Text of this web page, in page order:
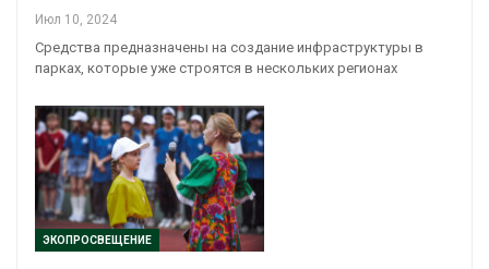
Июл 10, 2024
Средства предназначены на создание инфраструктуры в
парках, которые уже строятся в нескольких регионах
ЭКОПРОСВЕЩЕНИЕ